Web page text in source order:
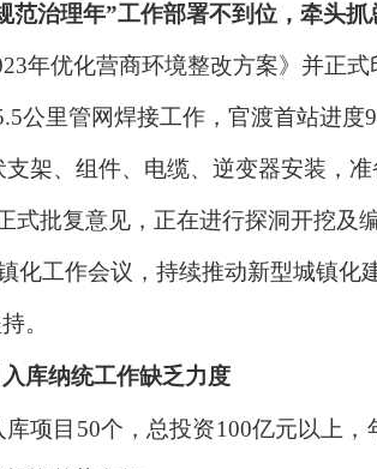
范治理年”工作部署不到位，牵头
年优化营商环境整改方案》并正
公里管网焊接工作，官渡首站进
架、组件、电缆、逆变器安装，
式批复意见，正在进行探洞开挖及
化工作会议，持续推动新型城镇化
。
库纳统工作缺乏力度
库项目50个，总投资100亿元以上